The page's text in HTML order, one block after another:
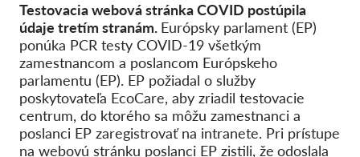
Testovacia webová stránka COVID postúpila
údaje tretím stranám. Európsky parlament (EP)
ponúka PCR testy COVID-19 všetkým
zamestnancom a poslancom Európskeho
parlamentu (EP). EP požiadal o služby
poskytovateľa EcoCare, aby zriadil testovacie
centrum, do ktorého sa môžu zamestnanci a
poslanci EP zaregistrovať na intranete. Pri prístupe
na webovú stránku poslanci EP zistili, že odoslala